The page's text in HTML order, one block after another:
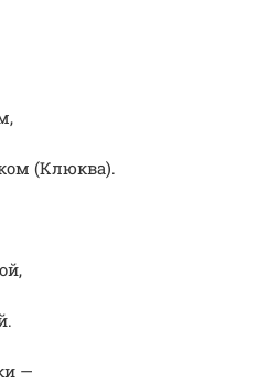
(Клюква).
—